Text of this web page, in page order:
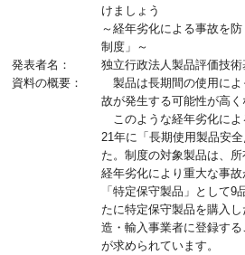
けましょう
～経年劣化による事故を
制度」～
発表者名：
独立行政法人製品評価技
資料の概要：
製品は長期間の使用によ
故が発生する可能性が高く
このような経年劣化によ
21年に「長期使用製品安
た。制度の対象製品は、所
経年劣化により重大な事
「特定保守製品」として
たに特定保守製品を購入
造・輸入事業者に登録す
が求められています。